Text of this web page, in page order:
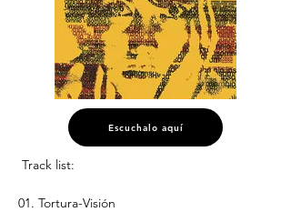
Escuchalo aquí
Track list:
01. Tortura-Visión